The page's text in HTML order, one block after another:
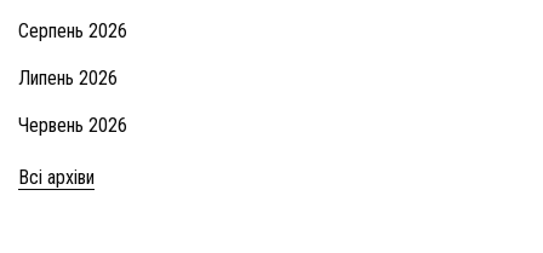
Серпень 2026
Липень 2026
Червень 2026
Всі архіви